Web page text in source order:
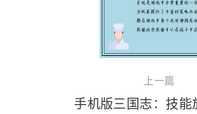
上一篇
手机版三国志：技能